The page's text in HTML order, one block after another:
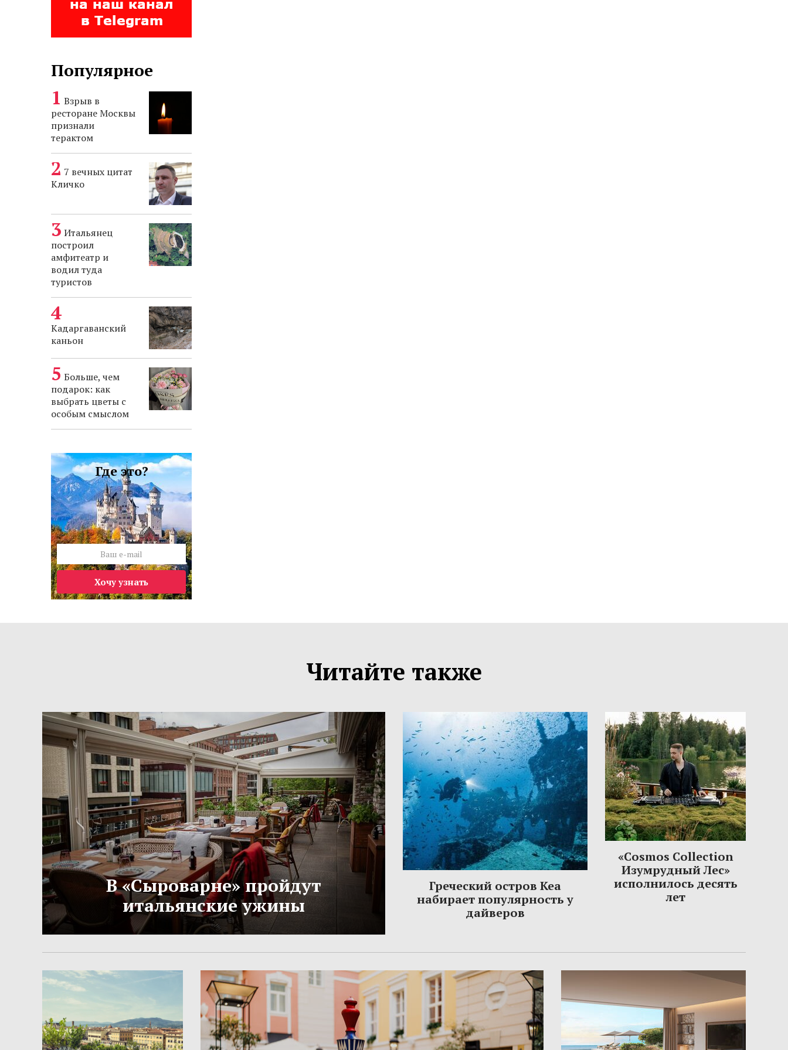
Популярное
Взрыв в
ресторане Москвы
признали
терактом
7 вечных цитат
Кличко
Итальянец
построил
амфитеатр и
водил туда
туристов
Кадаргаванский
каньон
Больше, чем
подарок: как
выбрать цветы с
особым смыслом
Где это?
Хочу узнать
Читайте также
В «Сыроварне» пройдут
итальянские ужины
Греческий остров Кеа
набирает популярность у
дайверов
«Cosmos Collection
Изумрудный Лес»
исполнилось десять
лет